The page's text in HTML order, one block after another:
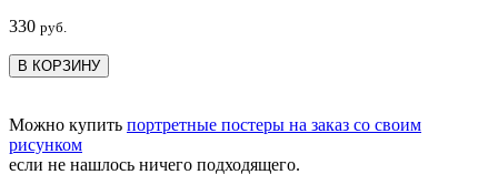
330 руб.
В КОРЗИНУ
Можно купить портретные постеры на заказ со своим
рисунком
если не нашлось ничего подходящего.